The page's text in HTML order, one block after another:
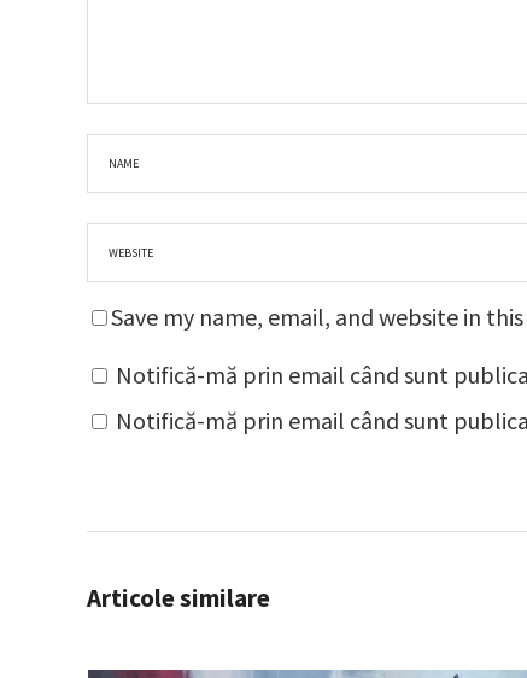
Save my name, email, and website in
Notifică-mă prin email când sunt
Notifică-mă prin email când sunt
Articole similare